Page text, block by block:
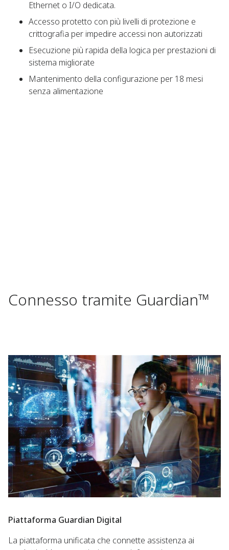
Ethernet o I/O dedicata.
Accesso protetto con più livelli di protezione e
crittografia per impedire accessi non autorizzati
Esecuzione più rapida della logica per prestazioni di
sistema migliorate
Mantenimento della configurazione per 18 mesi
senza alimentazione
Connesso tramite Guardian™
Piattaforma Guardian Digital
La piattaforma unificata che connette assistenza ai